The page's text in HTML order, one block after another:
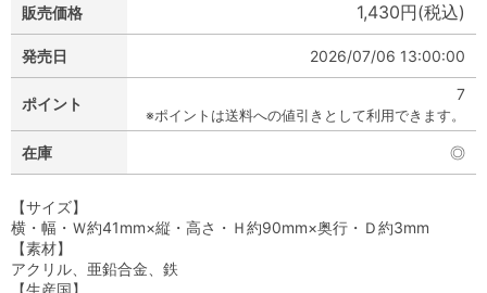
販売価格 1,430円(税込)
発売日 2026/07/06 13:00:00
ポイント
7
※ポイントは送料への値引きとして利用できます。
在庫 ◎
【サイズ】
横・幅・Ｗ約41mm×縦・高さ・Ｈ約90mm×奥行・Ｄ約3mm
【素材】
アクリル、亜鉛合金、鉄